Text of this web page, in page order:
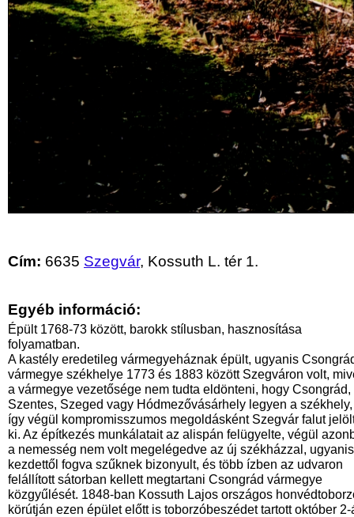
Cím: 6635 Szegvár, Kossuth L. tér 1.
Egyéb információ:
Épült 1768-73 között, barokk stílusban, hasznosítása
folyamatban.
A kastély eredetileg vármegyeháznak épült, ugyanis
vármegye székhelye 1773 és 1883 között Szegváron volt,
a vármegye vezetősége nem tudta eldönteni, hogy Csongrád,
Szentes, Szeged vagy Hódmezővásárhely legyen a székhely,
így végül kompromisszumos megoldásként Szegvár falut
ki. Az építkezés munkálatait az alispán felügyelte, végül
a nemesség nem volt megelégedve az új székházzal,
kezdettől fogva szűknek bizonyult, és több ízben az udvaron
felállított sátorban kellett megtartani Csongrád vármegye
közgyűlését. 1848-ban Kossuth Lajos országos
körútján ezen épület előtt is toborzóbeszédet tartott október 2-